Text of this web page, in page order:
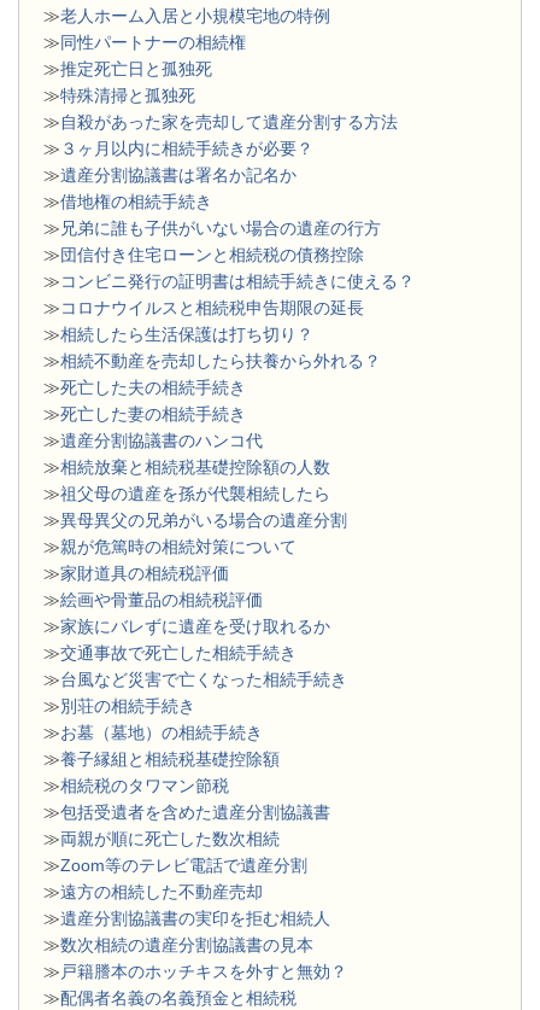
≫老人ホーム入居と小規模宅地の特例
≫同性パートナーの相続権
≫推定死亡日と孤独死
≫特殊清掃と孤独死
≫自殺があった家を売却して遺産分割する方法
≫ ３ヶ月以内に相続手続きが必要？
≫遺産分割協議書は署名か記名か
≫借地権の相続手続き
≫ 兄弟に誰も子供がいない場合の遺産の行方
≫団信付き住宅ローンと相続税の債務控除
≫コンビニ発行の証明書は相続手続きに使える？
≫コロナウイルスと相続税申告期限の延長
≫相続したら生活保護は打ち切り？
≫相続不動産を売却したら扶養から外れる？
≫死亡した夫の相続手続き
≫死亡した妻の相続手続き
≫遺産分割協議書のハンコ代
≫相続放棄と相続税基礎控除額の人数
≫祖父母の遺産を孫が代襲相続したら
≫異母異父の兄弟がいる場合の遺産分割
≫親が危篤時の相続対策について
≫家財道具の相続税評価
≫絵画や骨董品の相続税評価
≫家族にバレずに遺産を受け取れるか
≫交通事故で死亡した相続手続き
≫台風など災害で亡くなった相続手続き
≫別荘の相続手続き
≫お墓（墓地）の相続手続き
≫養子縁組と相続税基礎控除額
≫相続税のタワマン節税
≫包括受遺者を含めた遺産分割協議書
≫両親が順に死亡した数次相続
≫Zoom等のテレビ電話で遺産分割
≫遠方の相続した不動産売却
≫遺産分割協議書の実印を拒む相続人
≫数次相続の遺産分割協議書の見本
≫ 戸籍謄本のホッチキスを外すと無効？
≫配偶者名義の名義預金と相続税